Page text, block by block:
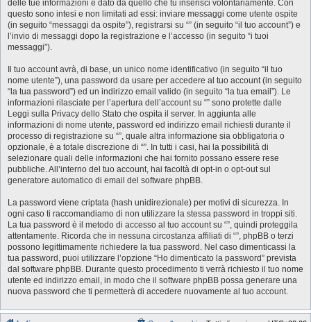
delle tue informazioni è dato da quello che tu inserisci volontariamente. Con
questo sono intesi e non limitati ad essi: inviare messaggi come utente ospite
(in seguito “messaggi da ospite”), registrarsi su “” (in seguito “il tuo account”) e
l’invio di messaggi dopo la registrazione e l’accesso (in seguito “i tuoi
messaggi”).
Il tuo account avrà, di base, un unico nome identificativo (in seguito “il tuo
nome utente”), una password da usare per accedere al tuo account (in seguito
“la tua password”) ed un indirizzo email valido (in seguito “la tua email”). Le
informazioni rilasciate per l’apertura dell’account su “” sono protette dalle
Leggi sulla Privacy dello Stato che ospita il server. In aggiunta alle
informazioni di nome utente, password ed indirizzo email richiesti durante il
processo di registrazione su “”, quale altra informazione sia obbligatoria o
opzionale, è a totale discrezione di “”. In tutti i casi, hai la possibilità di
selezionare quali delle informazioni che hai fornito possano essere rese
pubbliche. All’interno del tuo account, hai facoltà di opt-in o opt-out sul
generatore automatico di email del software phpBB.
La password viene criptata (hash unidirezionale) per motivi di sicurezza. In
ogni caso ti raccomandiamo di non utilizzare la stessa password in troppi siti.
La tua password è il metodo di accesso al tuo account su “”, quindi proteggila
attentamente. Ricorda che in nessuna circostanza affiliati di “”, phpBB o terzi
possono legittimamente richiedere la tua password. Nel caso dimenticassi la
tua password, puoi utilizzare l’opzione “Ho dimenticato la password” prevista
dal software phpBB. Durante questo procedimento ti verrà richiesto il tuo nome
utente ed indirizzo email, in modo che il software phpBB possa generare una
nuova password che ti permetterà di accedere nuovamente al tuo account.